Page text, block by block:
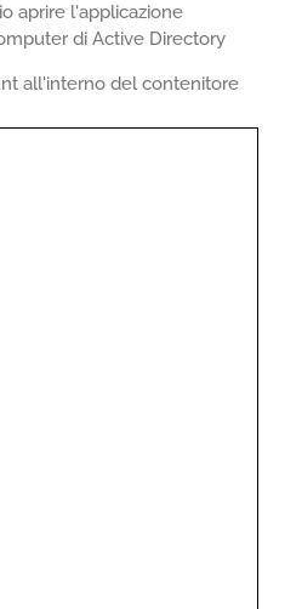
aprire l'applicazione
di Active Directory
all'interno del contenitore